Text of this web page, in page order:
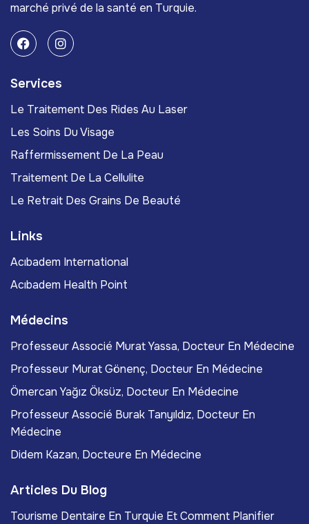
marché privé de la santé en Turquie.
Services
Le Traitement Des Rides Au Laser
Les Soins Du Visage
Raffermissement De La Peau
Traitement De La Cellulite
Le Retrait Des Grains De Beauté
Links
Acıbadem International
Acıbadem Health Point
Médecins
Professeur Associé Murat Yassa, Docteur En Médecine
Professeur Murat Gönenç, Docteur En Médecine
Ömercan Yağız Öksüz, Docteur En Médecine
Professeur Associé Burak Tanyıldız, Docteur En
Médecine
Didem Kazan, Docteure En Médecine
Articles Du Blog
Tourisme Dentaire En Turquie Et Comment Planifier